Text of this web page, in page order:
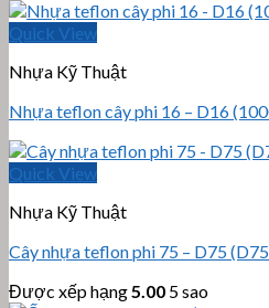
Quick View
Nhựa Kỹ Thuật
Nhựa teflon cây phi 16 – D16
Quick View
Nhựa Kỹ Thuật
Cây nhựa teflon phi 75 – D75
Được xếp hạng 5.00 5 sao